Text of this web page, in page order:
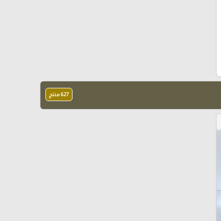
627 منتج